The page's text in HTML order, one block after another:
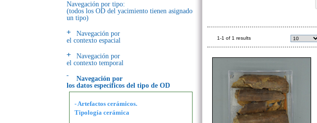
Navegación por tipo:
(todos los OD del yacimiento tienen asignado
un tipo)
Navegación por
el contexto espacial
Navegación por
el contexto temporal
Navegación por
los datos específicos del tipo de OD
- Artefactos cerámicos.
Tipología cerámica
1-1 of 1 results